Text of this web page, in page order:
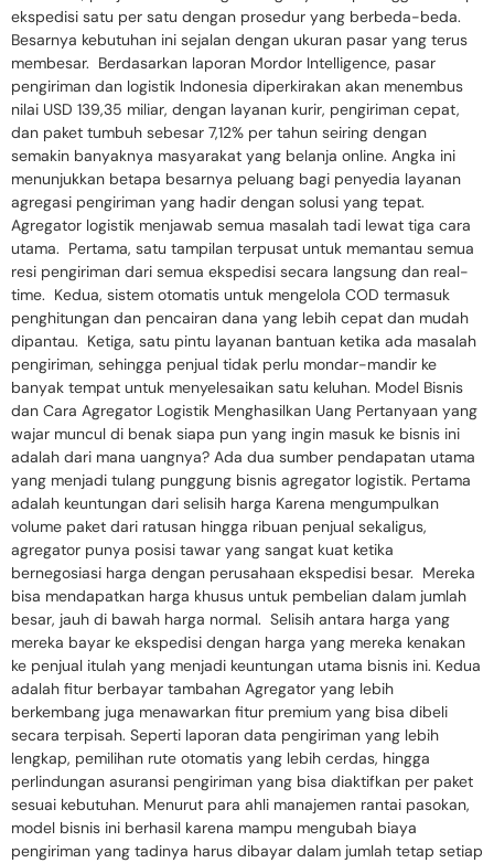
ekspedisi satu per satu dengan prosedur yang berbeda-beda.
Besarnya kebutuhan ini sejalan dengan ukuran pasar yang terus
membesar. Berdasarkan laporan Mordor Intelligence, pasar
pengiriman dan logistik Indonesia diperkirakan akan menembus
nilai USD 139,35 miliar, dengan layanan kurir, pengiriman cepat,
dan paket tumbuh sebesar 7,12% per tahun seiring dengan
semakin banyaknya masyarakat yang belanja online. Angka ini
menunjukkan betapa besarnya peluang bagi penyedia layanan
agregasi pengiriman yang hadir dengan solusi yang tepat.
Agregator logistik menjawab semua masalah tadi lewat tiga cara
utama. Pertama, satu tampilan terpusat untuk memantau semua
resi pengiriman dari semua ekspedisi secara langsung dan real-
time. Kedua, sistem otomatis untuk mengelola COD termasuk
penghitungan dan pencairan dana yang lebih cepat dan mudah
dipantau. Ketiga, satu pintu layanan bantuan ketika ada masalah
pengiriman, sehingga penjual tidak perlu mondar-mandir ke
banyak tempat untuk menyelesaikan satu keluhan. Model Bisnis
dan Cara Agregator Logistik Menghasilkan Uang Pertanyaan yang
wajar muncul di benak siapa pun yang ingin masuk ke bisnis ini
adalah dari mana uangnya? Ada dua sumber pendapatan utama
yang menjadi tulang punggung bisnis agregator logistik. Pertama
adalah keuntungan dari selisih harga Karena mengumpulkan
volume paket dari ratusan hingga ribuan penjual sekaligus,
agregator punya posisi tawar yang sangat kuat ketika
bernegosiasi harga dengan perusahaan ekspedisi besar. Mereka
bisa mendapatkan harga khusus untuk pembelian dalam jumlah
besar, jauh di bawah harga normal. Selisih antara harga yang
mereka bayar ke ekspedisi dengan harga yang mereka kenakan
ke penjual itulah yang menjadi keuntungan utama bisnis ini. Kedua
adalah fitur berbayar tambahan Agregator yang lebih
berkembang juga menawarkan fitur premium yang bisa dibeli
secara terpisah. Seperti laporan data pengiriman yang lebih
lengkap, pemilihan rute otomatis yang lebih cerdas, hingga
perlindungan asuransi pengiriman yang bisa diaktifkan per paket
sesuai kebutuhan. Menurut para ahli manajemen rantai pasokan,
model bisnis ini berhasil karena mampu mengubah biaya
pengiriman yang tadinya harus dibayar dalam jumlah tetap setiap